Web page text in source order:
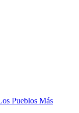
Pueblos Más